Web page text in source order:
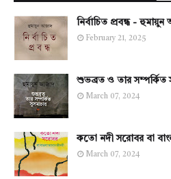
নির্বাচিত প্রবন্ধ -
February 21, 2025
শুভব্রত ও তার সম্পর্কিত
March 07, 2024
কতো নদী সরোবর বা
March 07, 2024